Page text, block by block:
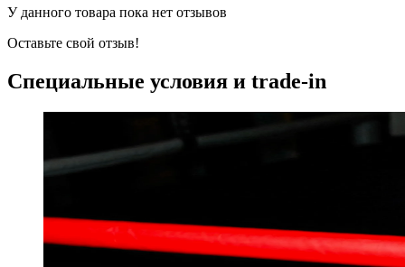
У данного товара пока нет отзывов
Оставьте свой отзыв!
Специальные условия и trade-in